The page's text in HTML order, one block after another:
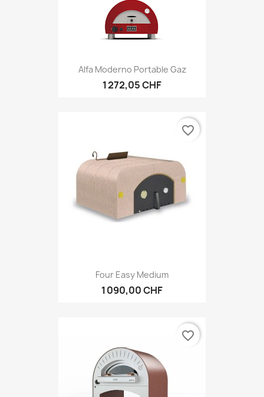
Alfa Moderno Portable Gaz
1 272,05 CHF
Four Easy Medium
1 090,00 CHF
favorite_border
favorite_border